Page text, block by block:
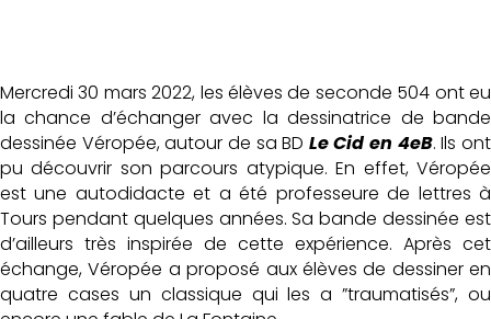
Mercredi 30 mars 2022, les élèves de seconde 504 ont eu
la chance d’échanger avec la dessinatrice de bande
dessinée Véropée, autour de sa BD Le Cid en 4eB. Ils ont
pu découvrir son parcours atypique. En effet, Véropée
est une autodidacte et a été professeure de lettres à
Tours pendant quelques années. Sa bande dessinée est
d’ailleurs très inspirée de cette expérience. Après cet
échange, Véropée a proposé aux élèves de dessiner en
quatre cases un classique qui les a ”traumatisés”, ou